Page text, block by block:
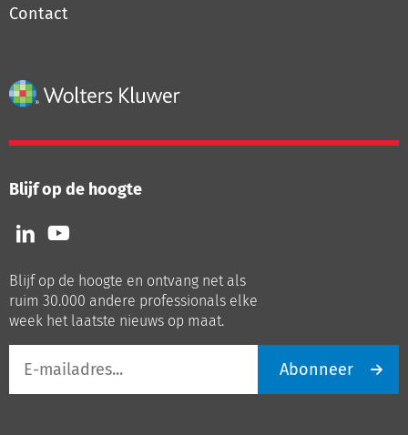
Contact
Blijf op de hoogte
Volg
ons
LinkedIn
Volg
ons
Youtube
Blijf op de hoogte en ontvang net als
ruim 30.000 andere professionals elke
week het laatste nieuws op maat.
mailadres
Abonneer